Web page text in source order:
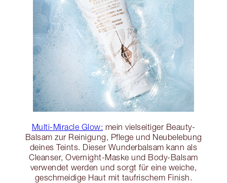
Multi-Miracle Glow: mein vielseitiger Beauty-
Balsam zur Reinigung, Pflege und Neubelebung
deines Teints. Dieser Wunderbalsam kann als
Cleanser, Overnight-Maske und Body-Balsam
verwendet werden und sorgt für eine weiche,
geschmeidige Haut mit taufrischem Finish.